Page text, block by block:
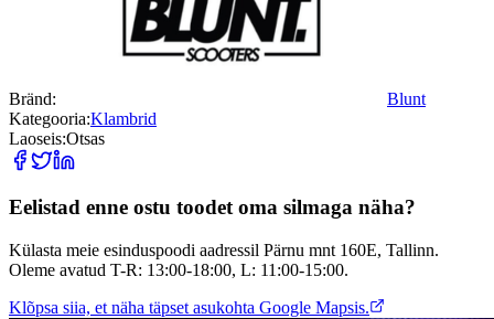
Bränd:
Blunt
Kategooria:Klambrid
Laoseis:Otsas
Eelistad enne ostu toodet oma silmaga näha?
Külasta meie esinduspoodi aadressil Pärnu mnt 160E, Tallinn.
Oleme avatud T-R: 13:00-18:00, L: 11:00-15:00.
Klõpsa siia, et näha täpset asukohta Google Mapsis.